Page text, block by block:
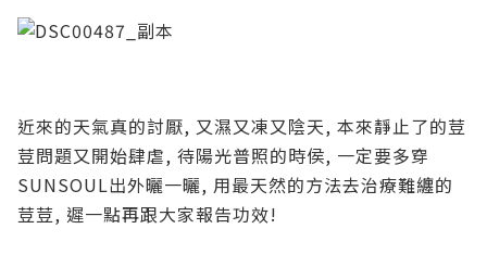
近來的天氣真的討厭, 又濕又凍又陰天, 本來靜止了的荳
荳問題又開始肆虐, 待陽光普照的時侯, 一定要多穿
SUNSOUL出外曬一曬, 用最天然的方法去治療難纏的
荳荳, 遲一點再跟大家報告功效!